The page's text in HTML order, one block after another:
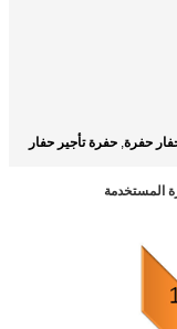
حفرة, حفرة تأجير حفار